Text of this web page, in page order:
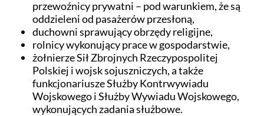
przewoźnicy prywatni – pod warunkiem, że są
oddzieleni od pasażerów przesłoną,
duchowni sprawujący obrzędy religijne,
rolnicy wykonujący prace w gospodarstwie,
żołnierze Sił Zbrojnych Rzeczypospolitej
Polskiej i wojsk sojuszniczych, a także
funkcjonariusze Służby Kontrwywiadu
Wojskowego i Służby Wywiadu Wojskowego,
wykonujących zadania służbowe.